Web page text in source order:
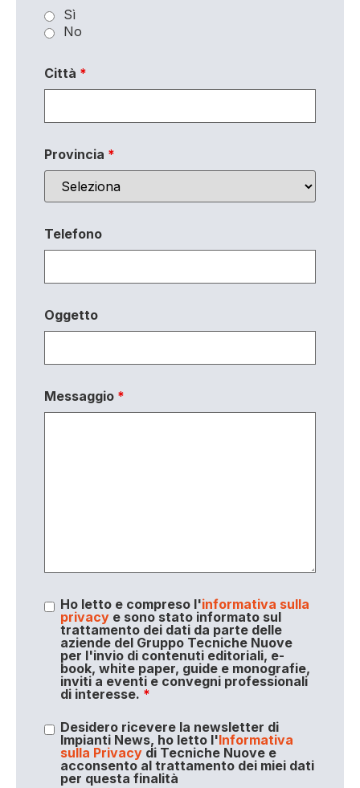
Sì
No
Città *
Provincia *
Telefono
Oggetto
Messaggio *
Ho letto e compreso l'informativa sulla
privacye sono stato informato sul
trattamento dei dati da parte delle
aziende del Gruppo Tecniche Nuove
per l'invio di contenuti editoriali, e-
book, white paper, guide e monografie,
inviti a eventi e convegni professionali
di interesse. *
Desidero ricevere la newsletter di
Impianti News, ho letto l'Informativa
sulla Privacydi Tecniche Nuove e
acconsento al trattamento dei miei dati
per questa finalità